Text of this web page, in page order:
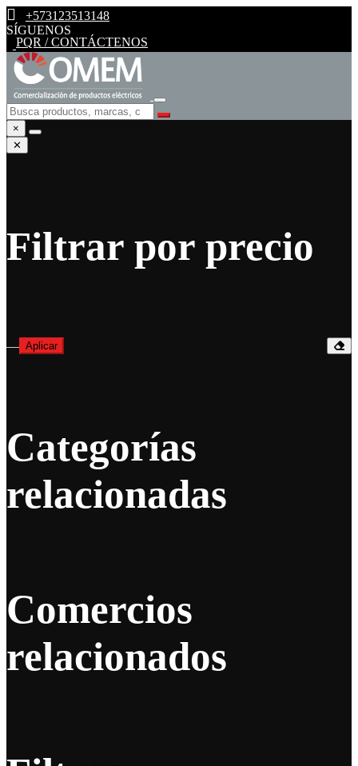
+573123513148
SÍGUENOS
PQR / CONTÁCTENOS
×
✕
Filtrar por precio
— Aplicar
Categorías
relacionadas
Comercios
relacionados